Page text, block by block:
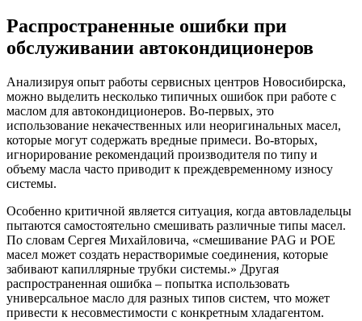
Распространенные ошибки при
обслуживании автокондиционеров
Анализируя опыт работы сервисных центров Новосибирска,
можно выделить несколько типичных ошибок при работе с
маслом для автокондиционеров. Во-первых, это
использование некачественных или неоригинальных масел,
которые могут содержать вредные примеси. Во-вторых,
игнорирование рекомендаций производителя по типу и
объему масла часто приводит к преждевременному износу
системы.
Особенно критичной является ситуация, когда автовладельцы
пытаются самостоятельно смешивать различные типы масел.
По словам Сергея Михайловича, «смешивание PAG и POE
масел может создать нерастворимые соединения, которые
забивают капиллярные трубки системы.» Другая
распространенная ошибка – попытка использовать
универсальное масло для разных типов систем, что может
привести к несовместимости с конкретным хладагентом.